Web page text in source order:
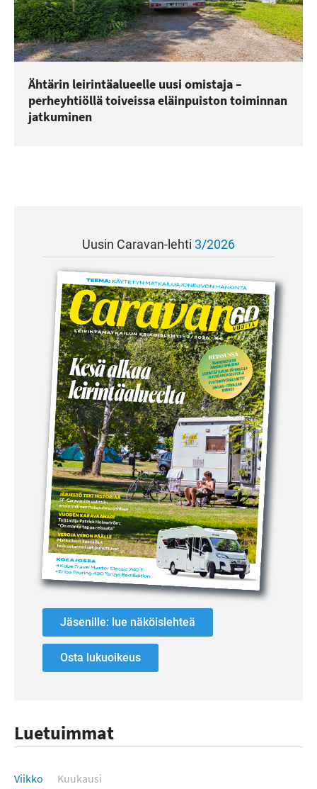
Ähtärin leirintäalueelle uusi omistaja –
perheyhtiöllä toiveissa eläinpuiston toiminnan
jatkuminen
Uusin Caravan-lehti 3/2026
Jäsenille: lue näköislehteä
Osta lukuoikeus
Luetuimmat
Luetuimmat
Viikko Kuukausi